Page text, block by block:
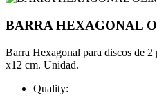
BARRA HEXAGONAL
Barra Hexagonal para discos de
x12 cm. Unidad.
Quality: